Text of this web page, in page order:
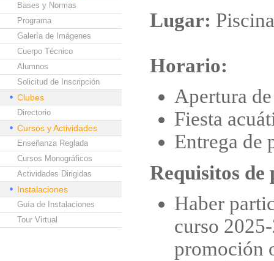
Bases y Normas
Programa
Galería de Imágenes
Cuerpo Técnico
Alumnos
Solicitud de Inscripción
Clubes
Directorio
Cursos y Actividades
Enseñanza Reglada
Cursos Monográficos
Actividades Dirigidas
Instalaciones
Guía de Instalaciones
Tour Virtual
Lugar:
Horario:
Apertura
Fiesta
Entrega de
Requisitos
Haber
curso
promoción